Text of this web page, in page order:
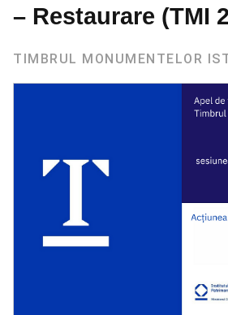
– Restaurare (TMI
TIMBRUL MONUMENTELOR